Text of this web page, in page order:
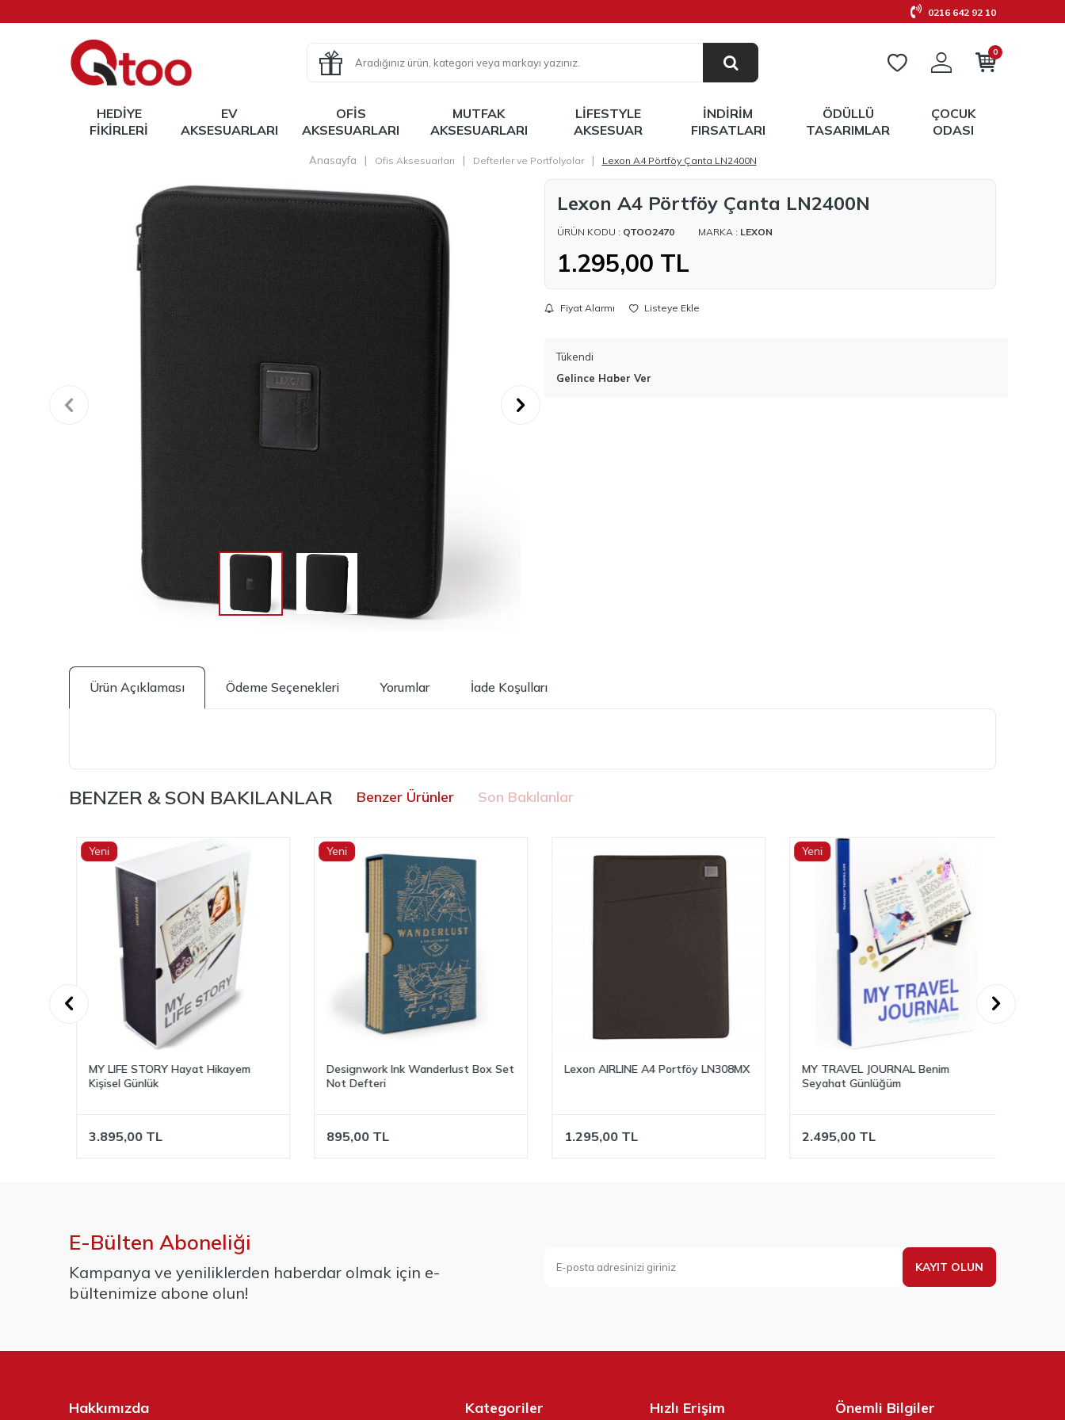
0216 642 92 10
0
HEDIYE
FIKIRLERI
EV
AKSESUARLARI
OFIS
AKSESUARLARI
MUTFAK
AKSESUARLARI
LIFESTYLE
AKSESUAR
İNDIRIM
FIRSATLARI
ÖDÜLLÜ
TASARIMLAR
ÇOCUK
ODASI
Anasayfa | Ofis Aksesuarları | Defterler ve Portfolyolar | Lexon A4 Pörtföy Çanta LN2400N
Lexon A4 Pörtföy Çanta LN2400N
ÜRÜN KODU : QTOO2470 MARKA : LEXON
1.295,00 TL
Fiyat Alarmı Listeye Ekle
Tükendi
Gelince Haber Ver
Ürün Açıklaması Ödeme Seçenekleri Yorumlar İade Koşulları
BENZER & SON BAKILANLAR Benzer Ürünler Son Bakılanlar
Yeni
MY LIFE STORY Hayat Hikayem
Kişisel Günlük
3.895,00TL
Yeni
Designwork Ink Wanderlust Box Set
Not Defteri
895,00TL
Lexon AIRLINE A4 Portföy LN308MX
1.295,00TL
Yeni
MY TRAVEL JOURNAL Benim
Seyahat Günlüğüm
2.495,00TL
E-Bülten Aboneliği
Kampanya ve yeniliklerden haberdar olmak için e-
bültenimize abone olun!
KAYIT OLUN
Hakkımızda Kategoriler Hızlı Erişim Önemli Bilgiler